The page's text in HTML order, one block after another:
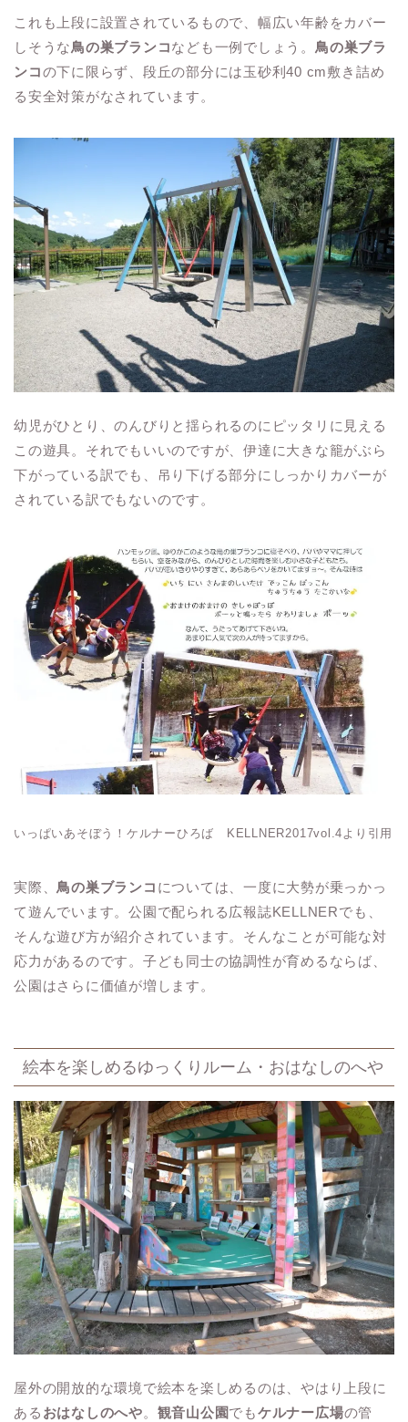
これも上段に設置されているもので、幅広い年齢をカバー
しそうな鳥の巣ブランコなども一例でしょう。 鳥の巣ブラ
ンコの下に限らず、段丘の部分には玉砂利40 cm敷き詰め
る安全対策がなされています。
幼児がひとり、のんびりと揺られるのにピッタリに見える
この遊具。それでもいいのですが、伊達に大きな籠がぶら
下がっている訳でも、吊り下げる部分にしっかりカバーが
されている訳でもないのです。
いっぱいあそぼう！ケルナーひろば KELLNER2017vol.4より引用
実際、 鳥の巣ブランコ については、一度に大勢が乗っかっ
て遊んでいます。公園で配られる広報誌KELLNERでも、
そんな遊び方が紹介されています。そんなことが可能な対
応力があるのです。子ども同士の協調性が育めるならば、
公園はさらに価値が増します。
絵本を楽しめるゆっくりルーム・おはなしのへや
屋外の開放的な環境で絵本を楽しめるのは、やはり上段に
ある おはなしのへや。 観音山公園でもケルナー広場の管